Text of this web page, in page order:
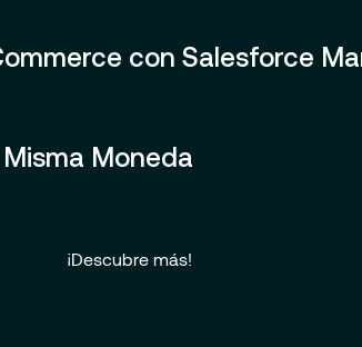
con Salesforce
Moneda
¡Descubre más!